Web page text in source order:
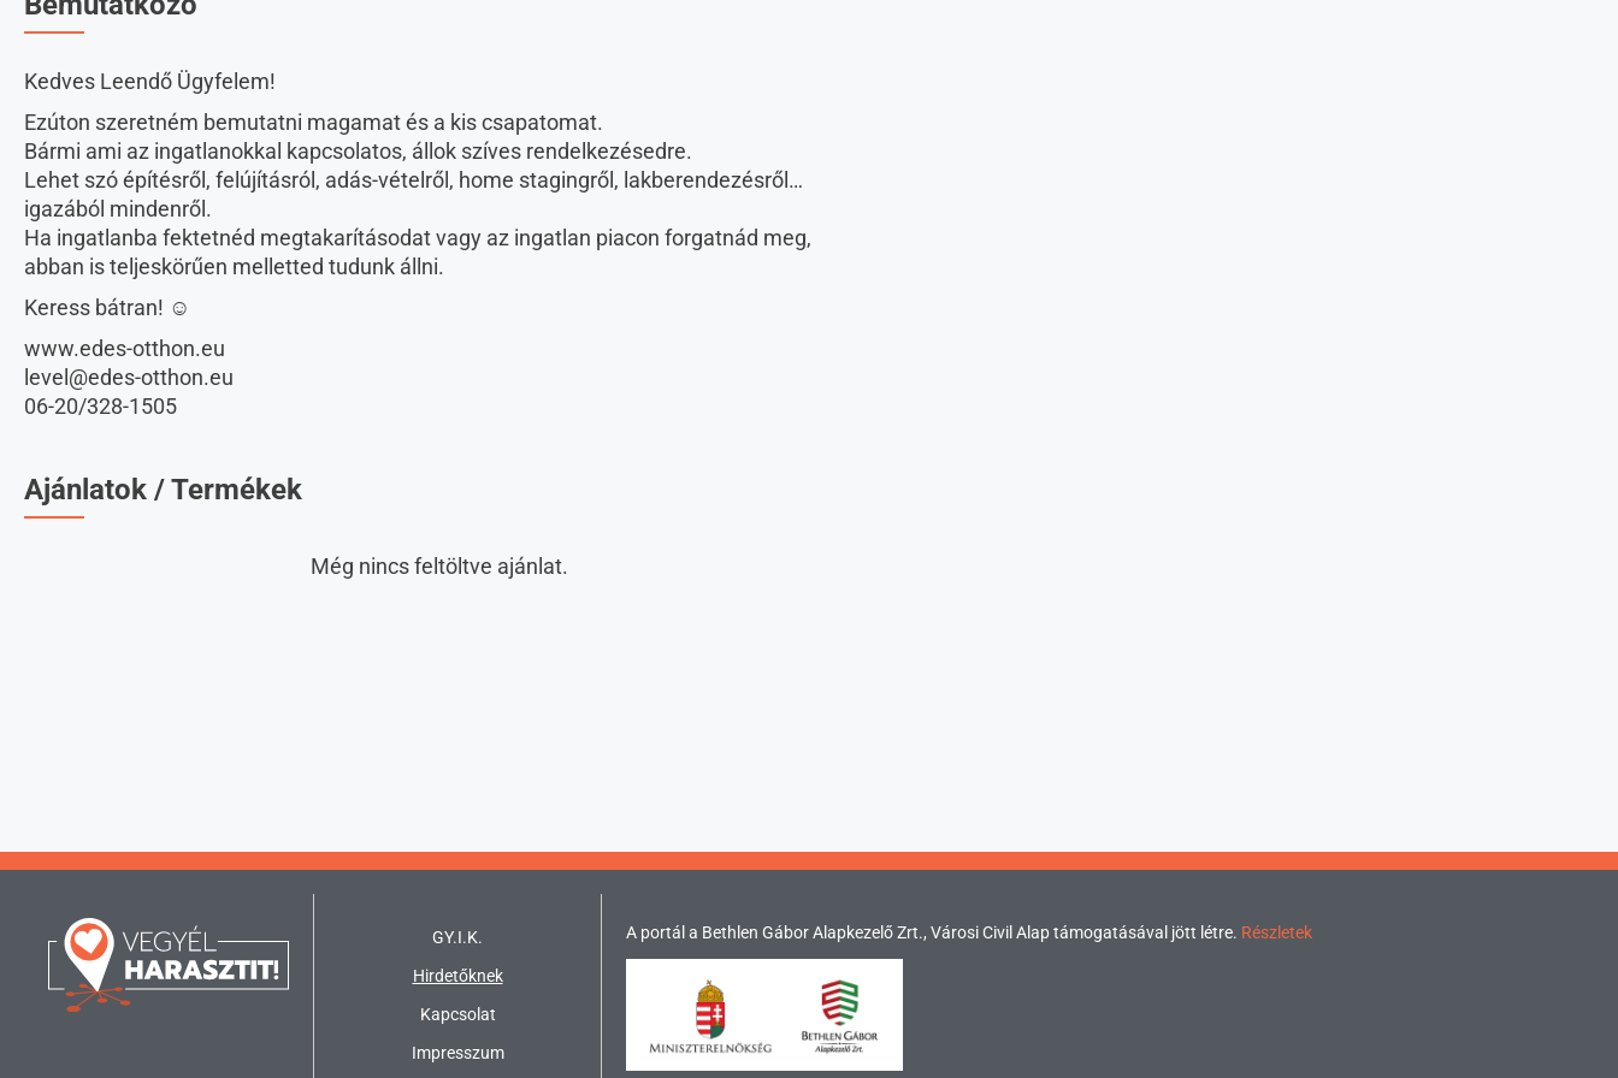
Kedves Leendő Ügyfelem!
Ezúton szeretném bemutatni magamat és a kis csapatomat.
Bármi ami az ingatlanokkal kapcsolatos, állok szíves rendelkezésedre.
Lehet szó építésről, felújításról, adás-vételről, home stagingről, lakberendezésről…
igazából mindenről.
Ha ingatlanba fektetnéd megtakarításodat vagy az ingatlan piacon forgatnád meg,
abban is teljeskörűen melletted tudunk állni.
Keress bátran! ☺️
www.edes-otthon.eu
level@edes-otthon.eu
06-20/328-1505
Ajánlatok / Termékek
Még nincs feltöltve ajánlat.
GY.I.K.
Hirdetőknek
Kapcsolat
Impresszum
A portál a Bethlen Gábor Alapkezelő Zrt., Városi Civil Alap támogatásával jött létre. Részletek